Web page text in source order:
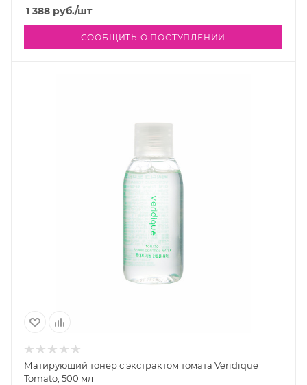
1 388 руб./шт
СООБЩИТЬ О ПОСТУПЛЕНИИ
Матирующий тонер с экстрактом томата Veridique
Tomato, 500 мл